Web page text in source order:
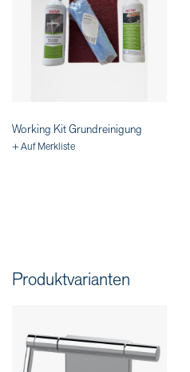
Working Kit Grundreinigung
+ Auf Merkliste
Produktvarianten